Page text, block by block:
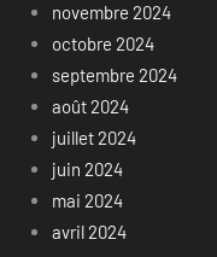
novembre 2024
octobre 2024
septembre 2024
août 2024
juillet 2024
juin 2024
mai 2024
avril 2024